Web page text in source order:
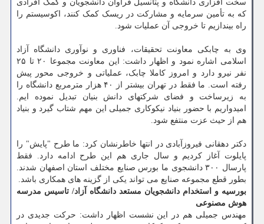
سخت افزاری دانشگاه و پتانسیل فراوان دانشجویان و کمک افرادی
که به تأمین سرمایه و مشارکت در ریسک کمک کنند، اکوسیستم را
راه بیندازیم تا خروجی آن عملیات شود.
وی به چابکی معاونت تحقیقات، فناوری و نوآوری دانشگاه آزاد
اسلامی اشاره نمود و اظهار داشت: این معاونت مجموعا ۲۰ تا ۲۵
نفر نیرو دارد و امروز کاملا چابک، عملیاتی و خروجی محور پیش
رفته است. ما فقط در تهران بیشتر از ۴۰ هزار مترمربع دانشگاه را
به زیرساخت و فضای شرکتهای دانش بنیان تبدیل نموده ایم.
امیدواریم با حضور بنیاد نیکوکاری جمیلی این مهم شتاب گیرد و بنیاد
هم از حیث عزت منتفع شود.
دکتر دهقانی فیروزآبادی در انتها خاطرنشان کرد: ما طرح "پایش" را
پایلوت آغاز کردیم و سال جاری هم این طرح ادامه دارد. فقط
پارسال ۳۰۰ دانشجوی ما بورس صنایع مختلف استان اصفهان شدند.
بطور قطع مجموعه صنایع می تواند یکی از گزینه های همکاری باشد.
بورسیه و استخدام دانشجویان مستعد دانشگاه آزاد/ تاسیس مدرسه
هوش مصنوعی
مهندس جمیلی هم در این نشست اظهار داشت: حرکت جدیدی در